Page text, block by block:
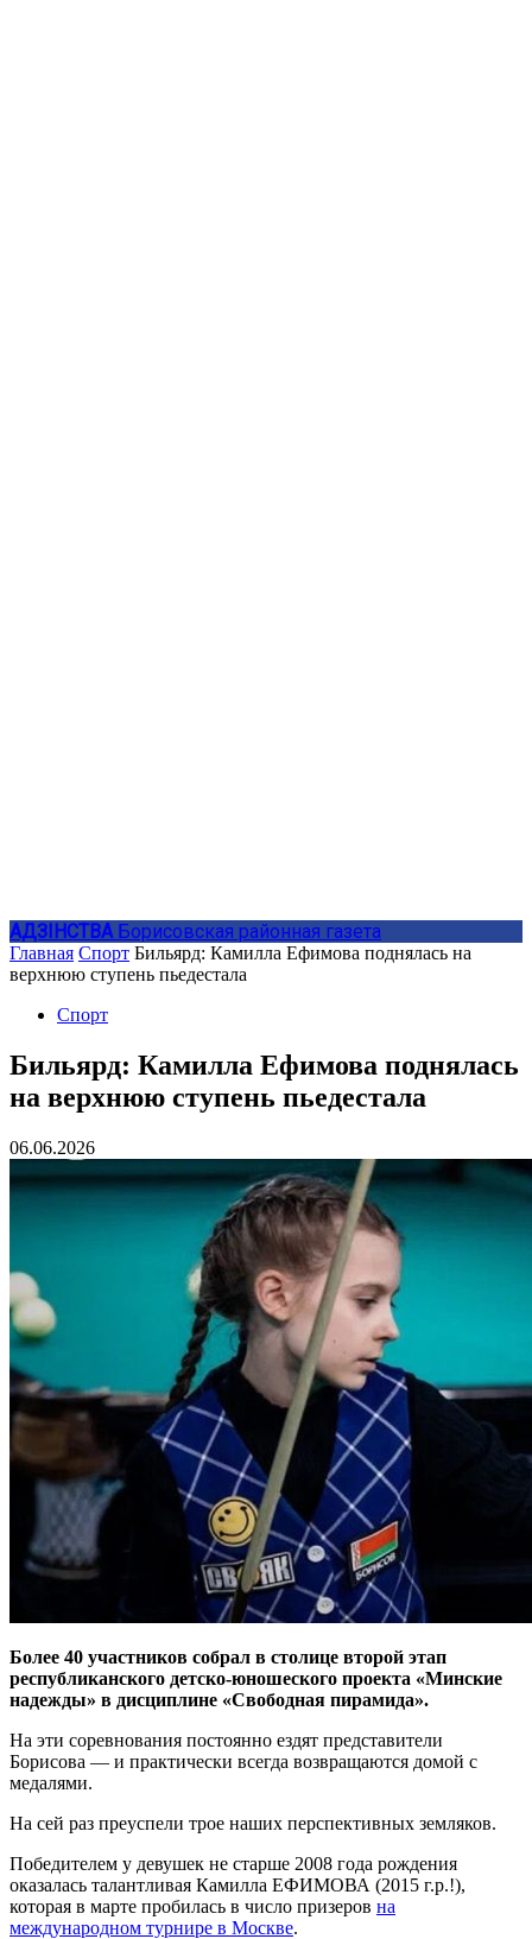
АДЗIНСТВА Борисовская районная газета
Главная Спорт Бильярд: Камилла Ефимова поднялась на
верхнюю ступень пьедестала
Спорт
Бильярд: Камилла Ефимова поднялась
на верхнюю ступень пьедестала
06.06.2026
Более 40 участников собрал в столице второй этап
республиканского детско-юношеского проекта «Минские
надежды» в дисциплине «Свободная пирамида».
На эти соревнования постоянно ездят представители
Борисова — и практически всегда возвращаются домой с
медалями.
На сей раз преуспели трое наших перспективных земляков.
Победителем у девушек не старше 2008 года рождения
оказалась талантливая Камилла ЕФИМОВА (2015 г.р.!),
которая в марте пробилась в число призеров на
международном турнире в Москве.